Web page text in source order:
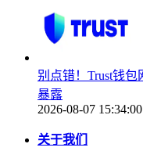
别点错！Trust钱
暴露
2026-08-07 15:34:00
关于我们